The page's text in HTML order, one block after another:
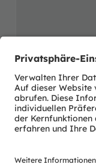
ams
offering